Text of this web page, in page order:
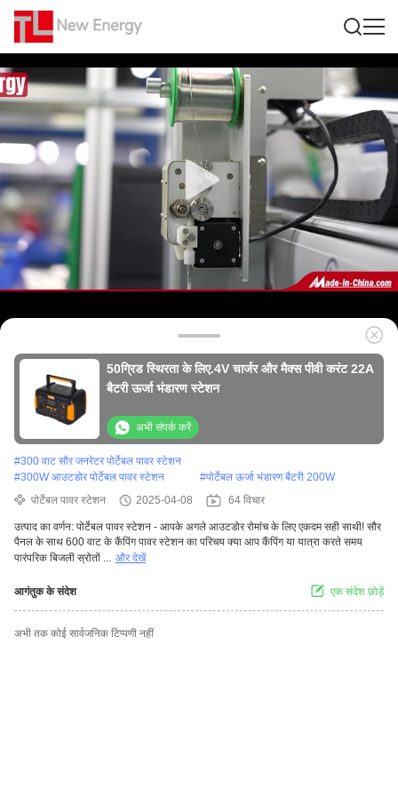
50ग्रिड स्थिरता के लिए.4V चार्जर और मैक्स पीवी करंट 22A
बैटरी ऊर्जा भंडारण स्टेशन
अभी संपर्क करें
#300 वाट सौर जनरेटर पोर्टेबल पावर स्टेशन
#300W आउटडोर पोर्टेबल पावर स्टेशन #पोर्टेबल ऊर्जा भंडारण बैटरी 200W
पोर्टेबल पावर स्टेशन
2025-04-08 64 विचार
उत्पाद का वर्णन: पोर्टेबल पावर स्टेशन - आपके अगले आउटडोर रोमांच के लिए एकदम सही साथी! सौर
पैनल के साथ 600 वाट के कैंपिंग पावर स्टेशन का परिचय क्या आप कैंपिंग या यात्रा करते समय
पारंपरिक बिजली स्रोतों ... और देखें
आगंतुक के संदेश एक संदेश छोड़ें
अभी तक कोई सार्वजनिक टिप्पणी नहीं